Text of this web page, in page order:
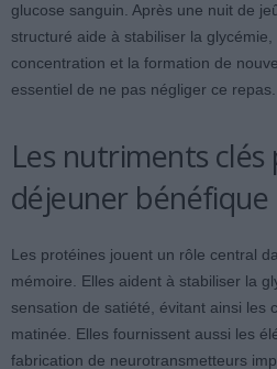
glucose sanguin. Après une nuit de
structuré aide à stabiliser la glycémie,
concentration et la formation de
essentiel de ne pas négliger ce repas.
Les nutriments
déjeuner bénéfique
Les protéines jouent un rôle central
mémoire. Elles aident à stabiliser la
sensation de satiété, évitant ainsi les
matinée. Elles fournissent aussi les
fabrication de neurotransmetteurs